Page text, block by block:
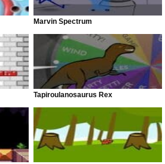
Marvin Spectrum
Tapiroulanosaurus Rex